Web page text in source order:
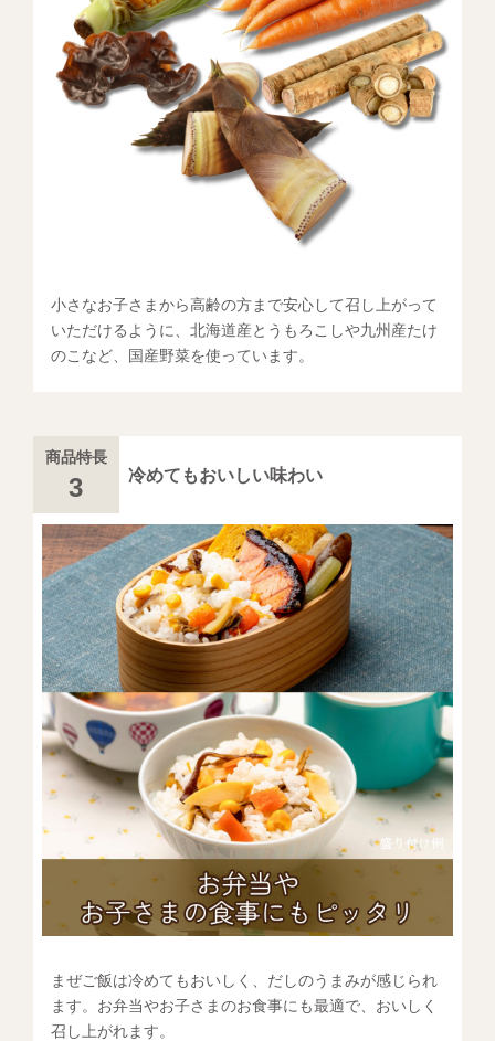
小さなお子さまから高齢の方まで安心して召し上がって
いただけるように、北海道産とうもろこしや九州産たけ
のこなど、国産野菜を使っています。
商品特長
3 冷めてもおいしい味わい
まぜご飯は冷めてもおいしく、だしのうまみが感じられ
ます。お弁当やお子さまのお食事にも最適で、おいしく
召し上がれます。